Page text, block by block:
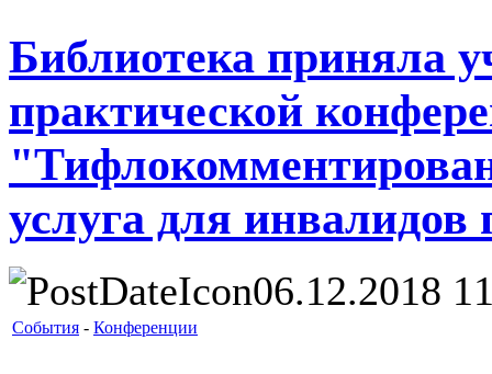
Библиотека приняла
практической
услуга для
06.12.2018
События - Конференции